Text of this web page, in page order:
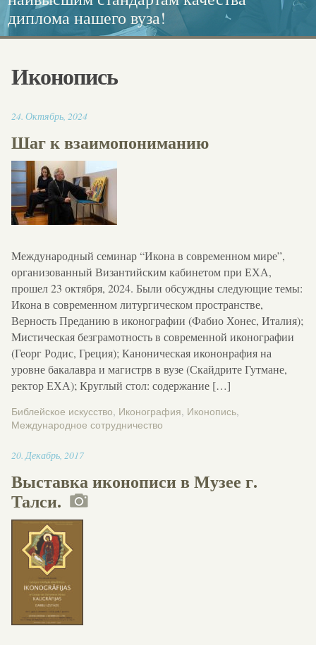
диплома нашего вуза!
каллиграфия.
Европейского диплома!
социальной работе
Иконопись
24. Октябрь, 202418:11
Шаг к взаимопониманию
Международный семинар “Икона в современном мире”,
организованный Византийским кабинетом при ЕХА,
прошел 23 октября, 2024. Были обсуждны следующие темы:
Икона в современном литургическом пространстве,
Верность Преданию в иконографии (Фабио Хонес, Италия);
Мистическая безграмотность в современной иконографии
(Георг Родис, Греция); Каноническая икононрафия на
уровне бакалавра и магистрв в вузе (Скайдрите Гутмане,
ректор ЕХА); Круглый стол: содержание […]
Библейское искусство, Иконография, Иконопись,
Международное сотрудничество
20.Декабрь, 201715:08
Выставка иконописи в Музее г.
Талси.